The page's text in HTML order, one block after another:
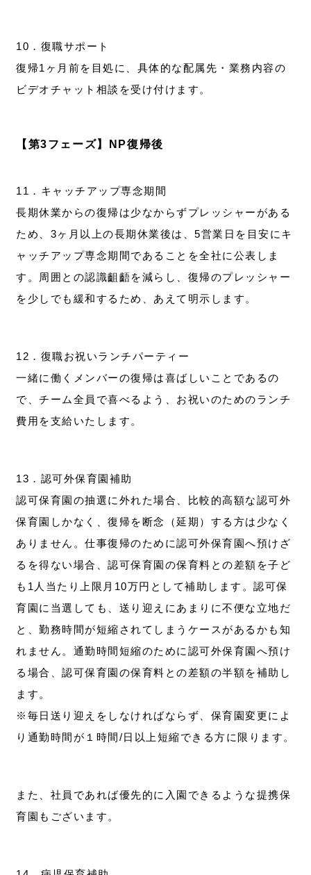
10．復職サポート
復帰1ヶ月前を目処に、具体的な配属先・業務内容の
ビデオチャット相談を受け付けます。
【第3フェーズ】NP復帰後
11．キャッチアップ専念期間
長期休業からの復帰は少なからずプレッシャーがある
ため、3ヶ月以上の長期休業後は、5営業日を目安にキ
ャッチアップ専念期間であることを全社に公表しま
す。周囲との認識齟齬を減らし、復帰のプレッシャー
を少しでも緩和するため、あえて明示します。
12．復職お祝いランチパーティー
一緒に働くメンバーの復帰は喜ばしいことであるの
で、チーム全員で喜べるよう、お祝いのためのランチ
費用を支給いたします。
13．認可外保育園補助
認可保育園の抽選に外れた場合、比較的高額な認可外
保育園しかなく、復帰を断念（延期）する方は少なく
ありません。仕事復帰のために認可外保育園へ預けざ
るを得ない場合、認可保育園の保育料との差額を子ど
も1人当たり上限月10万円として補助します。認可保
育園に当選しても、送り迎えにあまりに不便な立地だ
と、勤務時間が短縮されてしまうケースがあるかも知
れません。通勤時間短縮のために認可外保育園へ預け
る場合、認可保育園の保育料との差額の半額を補助し
ます。
※毎日送り迎えをしなければならず、保育園変更によ
り通勤時間が１時間/日以上短縮できる方に限ります。
また、社員であれば優先的に入園できるような提携保
育園もございます。